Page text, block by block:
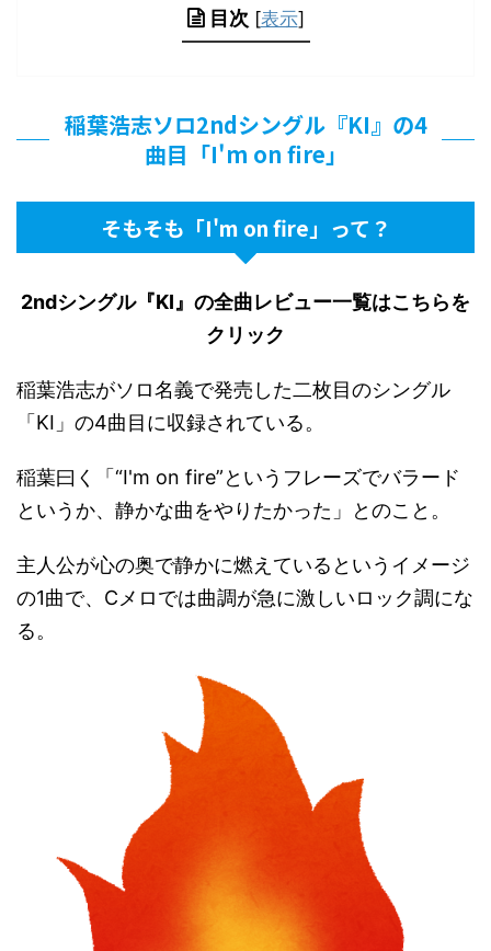
目次 [表示]
稲葉浩志ソロ2ndシングル『KI』の4
曲目「I'm on fire」
そもそも「I'm on fire」って？
2ndシングル『KI』の全曲レビュー一覧はこちらを
クリック
稲葉浩志がソロ名義で発売した二枚目のシングル
「KI」の4曲目に収録されている。
稲葉曰く「“I'm on fire”というフレーズでバラード
というか、静かな曲をやりたかった」とのこと。
主人公が心の奥で静かに燃えているというイメージ
の1曲で、Cメロでは曲調が急に激しいロック調にな
る。